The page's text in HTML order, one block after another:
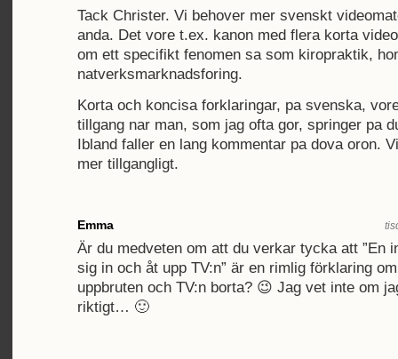
Tack Christer. Vi behover mer svenskt
anda. Det vore t.ex. kanon med flera korta
om ett specifikt fenomen sa som kiropraktik,
natverksmarknadsforing.
Korta och koncisa forklaringar, pa svenska,
tillgang nar man, som jag ofta gor, springer pa
Ibland faller en lang kommentar pa dova oron.
mer tillgangligt.
Emma
Är du medveten om att du verkar tycka att ”En
sig in och åt upp TV:n” är en rimlig förklaring
uppbruten och TV:n borta? 😉 Jag vet inte om
riktigt… 🙂